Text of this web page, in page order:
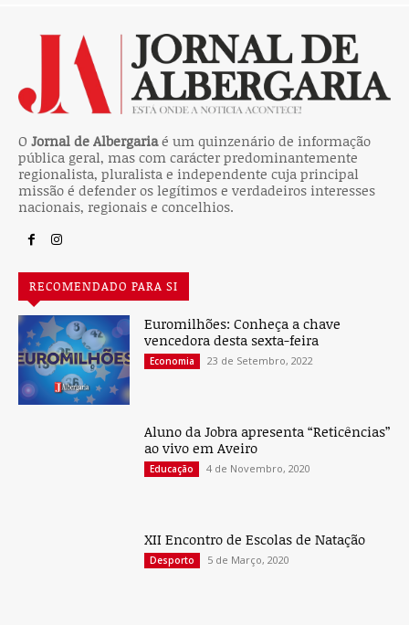
O Jornal de Albergariaé um quinzenário de informação
pública geral, mas com carácter predominantemente
regionalista, pluralista e independente cuja principal
missão é defender os legítimos e verdadeiros interesses
nacionais, regionais e concelhios.
RECOMENDADO PARA SI
Euromilhões: Conheça a chave
vencedora desta sexta-feira
Economia 23 de Setembro, 2022
Aluno da Jobra apresenta “Reticências”
ao vivo em Aveiro
Educação 4 de Novembro, 2020
XII Encontro de Escolas de Natação
Desporto 5 de Março, 2020